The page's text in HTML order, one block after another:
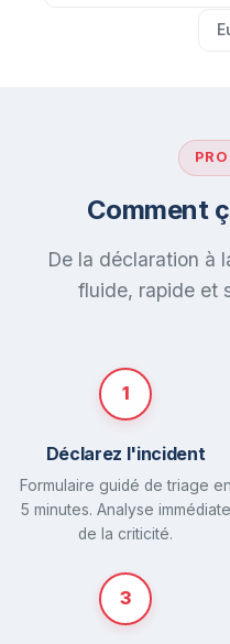
Comment
De la déclaration à
fluide, rapide et
1
Déclarez l'incident
Formulaire guidé de triage en
5 minutes. Analyse immédiate
de la criticité.
3